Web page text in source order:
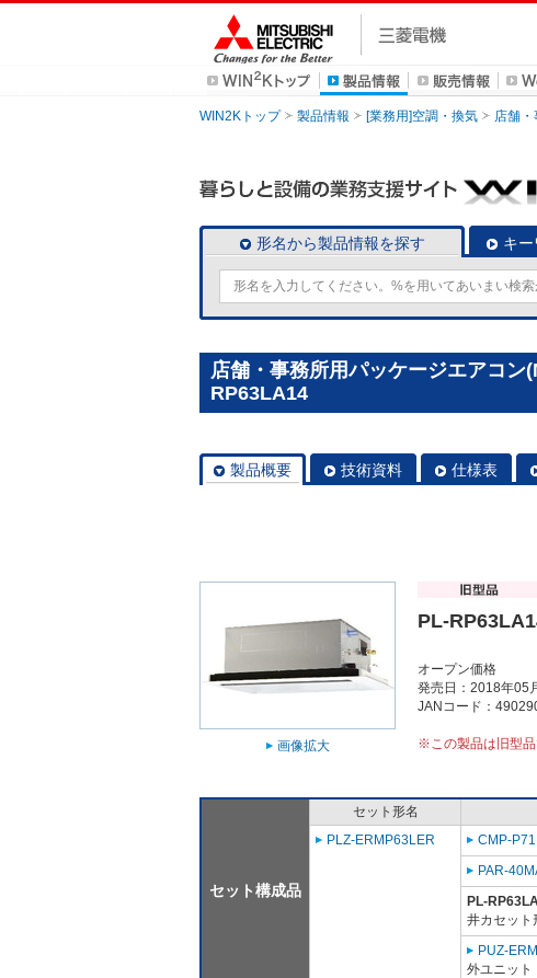
WIN2Kトップ 製品情報 [業務用]空調・換気 店舗
形名から製品情報を探す キ
店舗・事務所用パッケージエアコ
RP63LA14
製品概要 技術資料 仕様表
画像拡大
PL-
オープン価格
発売日：2018年05
JANコード：
※この製品は旧型品
セット構成品
セット形名
PLZ-ERMP63LER
CMP-
PAR-
PL-
井カセット
PUZ-
外ユニット